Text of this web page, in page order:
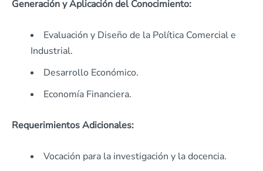
Generación y Aplicación del Conocimiento:
Evaluación y Diseño de la Política Comercial e
Industrial.
Desarrollo Económico.
Economía Financiera.
Requerimientos Adicionales:
Vocación para la investigación y la docencia.